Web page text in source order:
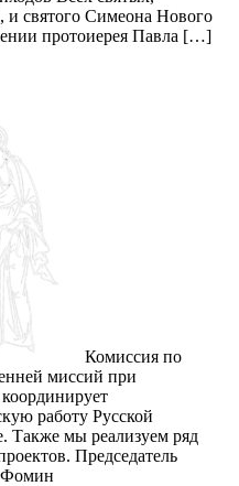
и святого Симеона Нового
протоиерея Павла […]
Комиссия по
миссий при
работу Русской
Также мы реализуем ряд
Председатель
Фомин